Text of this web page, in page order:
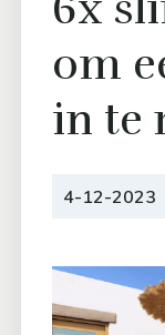
om
in te
4-12-2023